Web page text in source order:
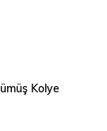
Kolye